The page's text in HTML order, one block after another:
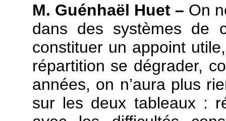
M. Guénhaël Huet – On
dans des systèmes de
constituer un appoint
répartition se dégrader,
années, on n’aura plus
sur les deux tableaux :